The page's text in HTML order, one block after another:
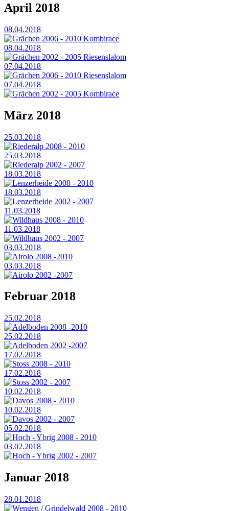
April 2018
08.04.2018
Grächen 2006 - 2010 Kombirace
08.04.2018
Grächen 2002 - 2005 Riesenslalom
07.04.2018
Grächen 2006 - 2010 Riesenslalom
07.04.2018
Grächen 2002 - 2005 Kombirace
März 2018
25.03.2018
Riederalp 2008 - 2010
25.03.2018
Riederalp 2002 - 2007
18.03.2018
Lenzerheide 2008 - 2010
18.03.2018
Lenzerheide 2002 - 2007
11.03.2018
Wildhaus 2008 - 2010
11.03.2018
Wildhaus 2002 - 2007
03.03.2018
Airolo 2008 -2010
03.03.2018
Airolo 2002 -2007
Februar 2018
25.02.2018
Adelboden 2008 -2010
25.02.2018
Adelboden 2002 -2007
17.02.2018
Stoss 2008 - 2010
17.02.2018
Stoss 2002 - 2007
10.02.2018
Davos 2008 - 2010
10.02.2018
Davos 2002 - 2007
05.02.2018
Hoch - Ybrig 2008 - 2010
03.02.2018
Hoch - Ybrig 2002 - 2007
Januar 2018
28.01.2018
Wengen / Grindelwald 2008 - 2010